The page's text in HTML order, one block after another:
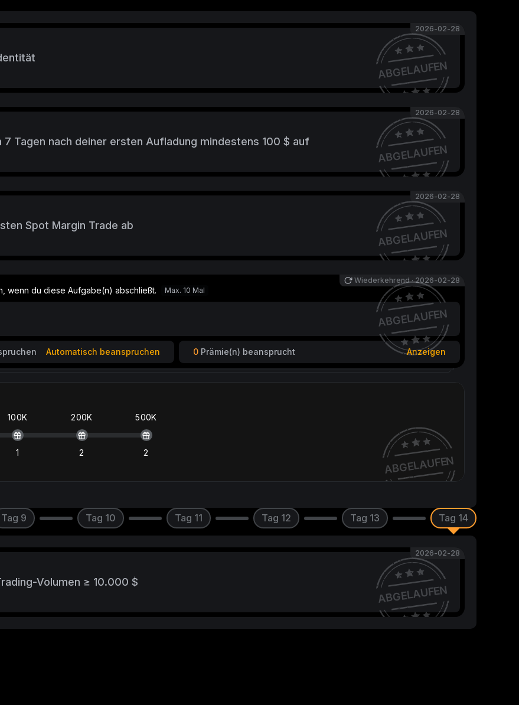
ABGELAUFEN
2026-02-28
7 Tagen nach deiner ersten Aufladung mindestens 100 $ auf
ABGELAUFEN
2026-02-28
Spot Margin Trade ab
ABGELAUFEN
2026-02-28
wenn du diese Aufgabe(n) abschließt. Max. 10 Mal
ABGELAUFEN
Automatisch beanspruchen 0 Prämie(n) beansprucht Anzeigen
Wiederkehrend·2026-02-28
100K 200K 500K
1 2 2
ABGELAUFEN
Tag 9 Tag 10 Tag 11 Tag 12 Tag 13 Tag 14
Volumen ≥ 10.000 $
ABGELAUFEN
2026-02-28